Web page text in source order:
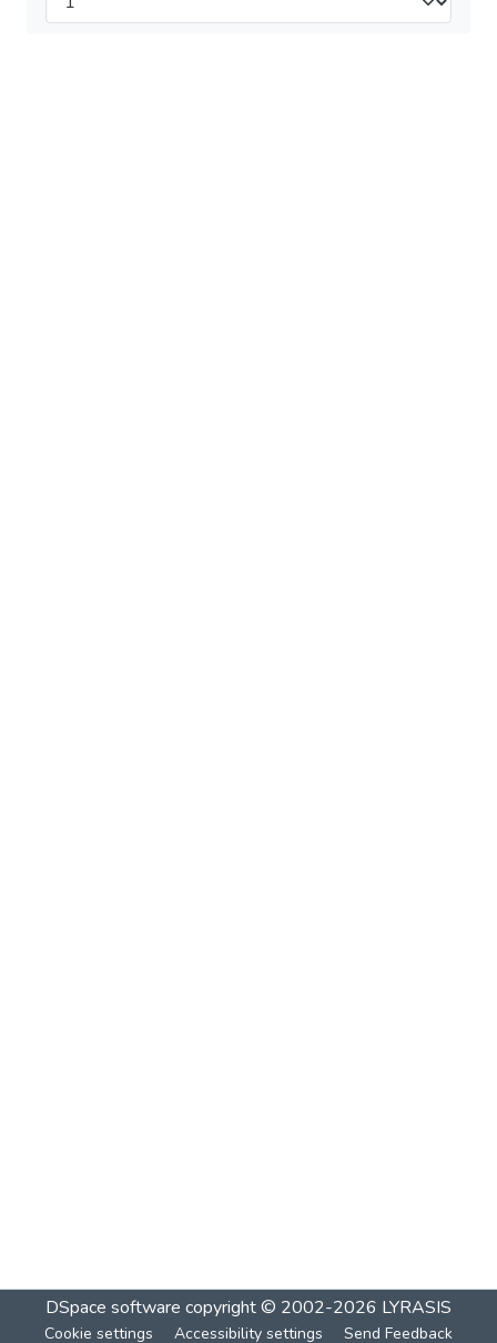
DSpace software copyright © 2002-2026 LYRASIS
Cookie settings Accessibility settings Send Feedback